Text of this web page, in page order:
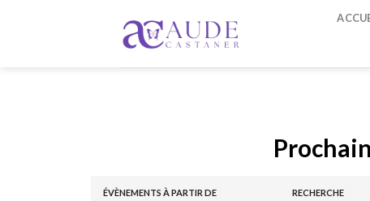
Recherche
Rechercher
ÉVÈNEMENTS À PARTIR DE RECHERCHE